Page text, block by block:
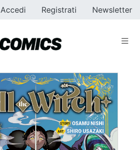
Accedi Registrati Newsletter